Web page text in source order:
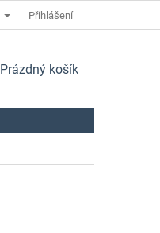
Přihlášení
NÁKUPNÍ
Prázdný košík